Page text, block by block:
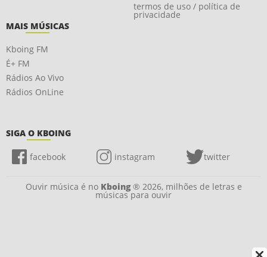
termos de uso / política de
privacidade
MAIS MÚSICAS
Kboing FM
É+ FM
Rádios Ao Vivo
Rádios OnLine
SIGA O KBOING
facebook instagram twitter
Ouvir música é no Kboing® 2026, milhões de letras e
músicas para ouvir